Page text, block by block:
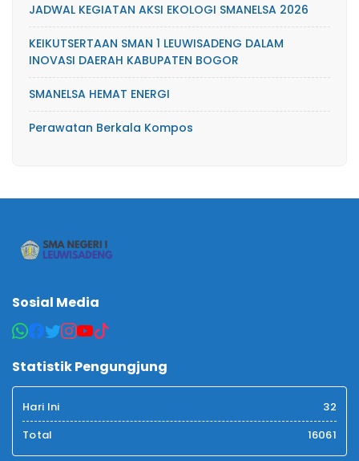
JADWAL KEGIATAN AKSI EKOLOGI SMANELSA 2026
KEIKUTSERTAAN SMAN 1 LEUWISADENG DALAM
INOVASI DAERAH KABUPATEN BOGOR
SMANELSA HEMAT ENERGI
Perawatan Berkala Kompos
Sosial Media
Statistik Pengungjung
Hari Ini
32
Total
16061